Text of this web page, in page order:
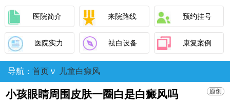
医院简介 来院路线 预约挂号
医院实力 祛白设备 康复案例
导航： 首页 ν 儿童白癜风
小孩眼睛周围皮肤一圈白是白癜风吗